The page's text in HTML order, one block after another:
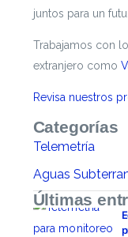
juntos para un
Trabajamos con
extranjero como
Revisa nuestros
Categorías
Telemetría
Aguas
Últimas